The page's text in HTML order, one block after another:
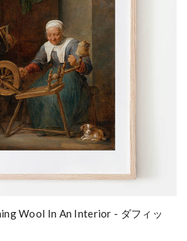
Wool In An Interior - ダフィッ